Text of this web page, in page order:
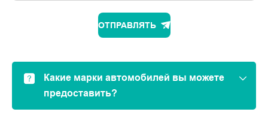
ОТПРАВЛЯТЬ
Какие марки автомобилей вы можете
предоставить?